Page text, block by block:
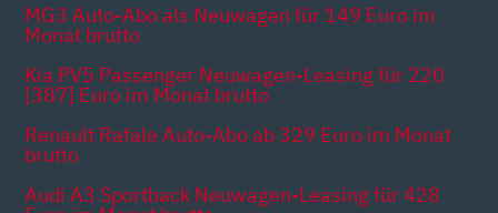
MG3 Auto-Abo als Neuwagen für 149 Euro im
Monat brutto
Kia PV5 Passenger Neuwagen-Leasing für 220
[387] Euro im Monat brutto
Renault Rafale Auto-Abo ab 329 Euro im Monat
brutto
Audi A3 Sportback Neuwagen-Leasing für 428